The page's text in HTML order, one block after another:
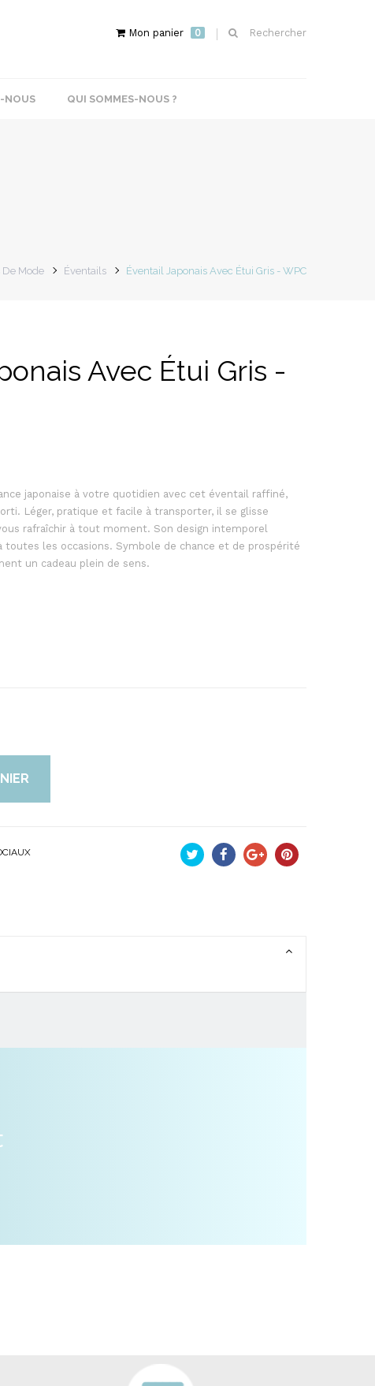
Rechercher
Mon panier 0
NOUS QUI SOMMES-NOUS ?
De Mode Éventails Éventail Japonais Avec Étui Gris - WPC
Avec Étui Gris -
japonaise à votre quotidien avec cet éventail raffiné,
Léger, pratique et facile à transporter, il se glisse
rafraîchir à tout moment. Son design intemporel
toutes les occasions. Symbole de chance et de prospérité
un cadeau plein de sens.